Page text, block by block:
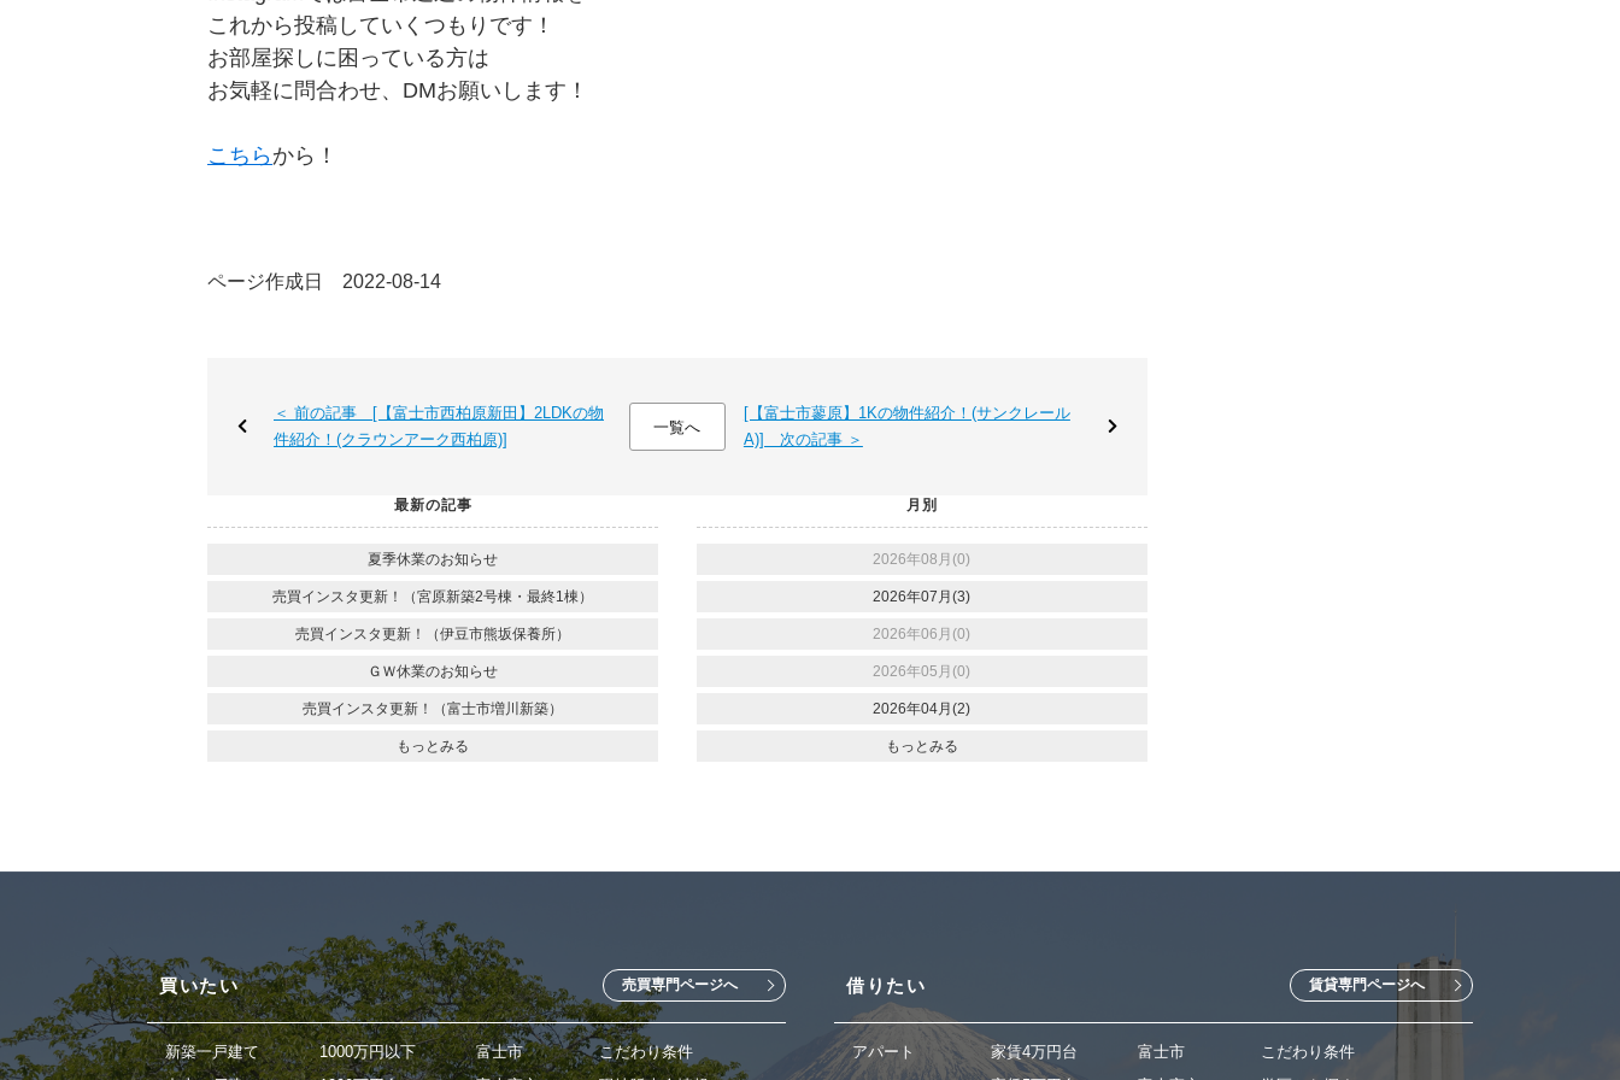
これから投稿していくつもりです！
お部屋探しに困っている方は
お気軽に問合わせ、DMお願いします！
こちらから！
ページ作成日 2022-08-14
＜ 前の記事 [【富士市西柏原新田】2LDKの物
件紹介！(クラウンアーク西柏原)]
一覧へ
[【富士市蓼原】1Kの物件紹介！(サンクレール
A)] 次の記事 ＞
最新の記事
夏季休業のお知らせ
売買インスタ更新！（宮原新築2号棟・最終1棟）
売買インスタ更新！（伊豆市熊坂保養所）
ＧＷ休業のお知らせ
売買インスタ更新！（富士市増川新築）
もっとみる
月別
2026年08月(0)
2026年07月(3)
2026年06月(0)
2026年05月(0)
2026年04月(2)
もっとみる
買いたい 売買専門ページへ
新築一戸建て
1000万円以下
富士市
こだわり条件
借りたい 賃貸専門ページへ
アパート
家賃4万円台
富士市
こだわり条件